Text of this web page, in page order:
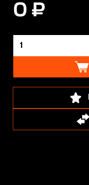
0 ₽